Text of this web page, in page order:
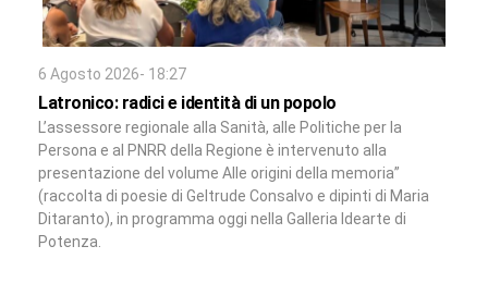
6 Agosto 2026- 18:27
Latronico: radici e identità di un popolo
L’assessore regionale alla Sanità, alle Politiche per la
Persona e al PNRR della Regione è intervenuto alla
presentazione del volume Alle origini della memoria”
(raccolta di poesie di Geltrude Consalvo e dipinti di Maria
Ditaranto), in programma oggi nella Galleria Idearte di
Potenza.